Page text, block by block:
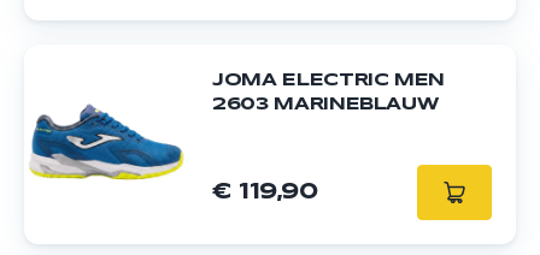
JOMA ELECTRIC MEN
2603 MARINEBLAUW
€ 119,90